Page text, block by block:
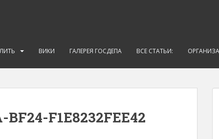
ВИКИ ГАЛЕРЕЯ ГОСДЕПА ВСЕ СТАТЬИ:
BF24-F1E8232FEE42